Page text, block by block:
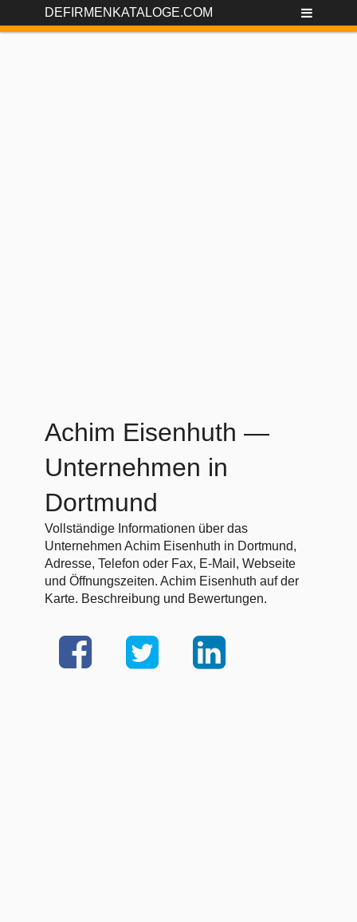
DEFIRMENKATALOGE.COM
Achim Eisenhuth —
Unternehmen in
Dortmund
Vollständige Informationen über das
Unternehmen Achim Eisenhuth in Dortmund,
Adresse, Telefon oder Fax, E-Mail, Webseite
und Öffnungszeiten. Achim Eisenhuth auf der
Karte. Beschreibung und Bewertungen.